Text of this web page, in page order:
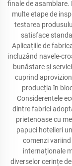
finale de
multe etape de
testarea
satisface
Aplicațiile de
incluzând navele-
bunăstare și
cuprind
producția în
Considerentele
dintre fabrici
prietenoase cu
papuci hotelieri
comenzi
internaționale
diverselor cerințe